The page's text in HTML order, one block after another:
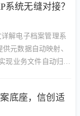
系统无缝对接？
解电子档案管理系
元数据自动映射、
现业务文件自动归
底座，信创适